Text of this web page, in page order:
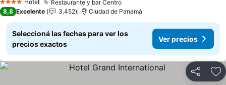
4 EstrellasHotel Restaurante y bar CentroVer precios
8,8 Excelente 3.452 Ciudad de Panamá
Seleccioná las fechas para ver los
precios exactos
Ver precios
Compartir